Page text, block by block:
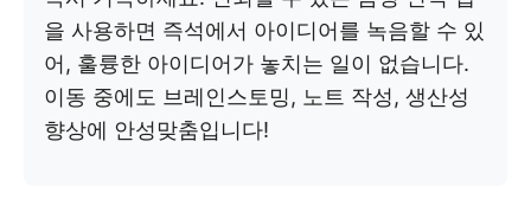
을 사용하면 즉석에서 아이디어를 녹음할 수 있
어, 훌륭한 아이디어가 놓치는 일이 없습니다.
이동 중에도 브레인스토밍, 노트 작성, 생산성
향상에 안성맞춤입니다!